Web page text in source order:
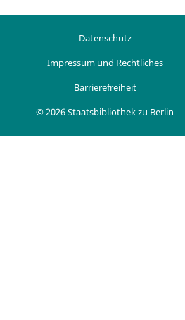
Datenschutz
Impressum und Rechtliches
Barrierefreiheit
© 2026 Staatsbibliothek zu Berlin